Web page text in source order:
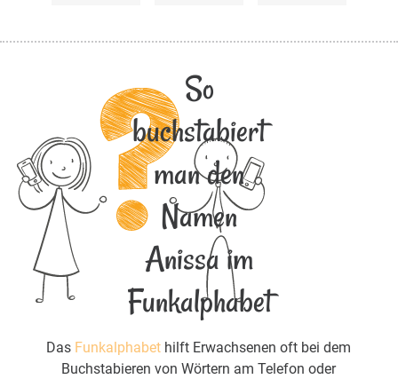
So
buchstabiert
man den
Namen
Anissa im
Funkalphabet
Das Funkalphabet hilft Erwachsenen oft bei dem
Buchstabieren von Wörtern am Telefon oder